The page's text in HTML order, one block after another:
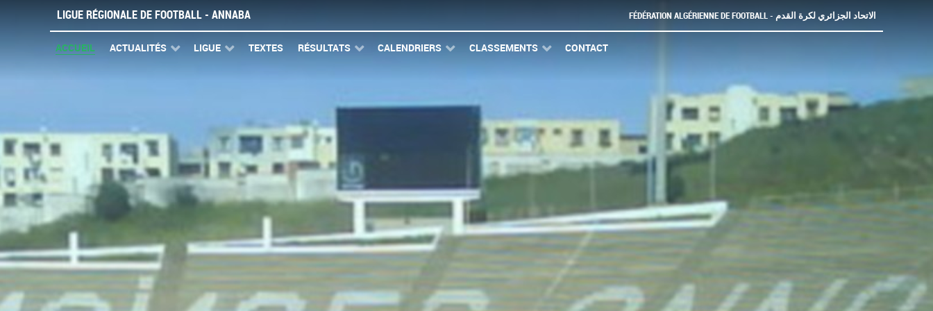
LIGUE RÉGIONALE DE FOOTBALL - ANNABA FÉDÉRATION ALGÉRIENNE DE FOOTBALL - الاتحاد الجزائري لكرة القدم
ACCUEIL ACTUALITÉS LIGUE TEXTES RÉSULTATS CALENDRIERS CLASSEMENTS CONTACT